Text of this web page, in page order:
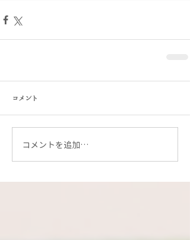
コメント
コメントを追加…